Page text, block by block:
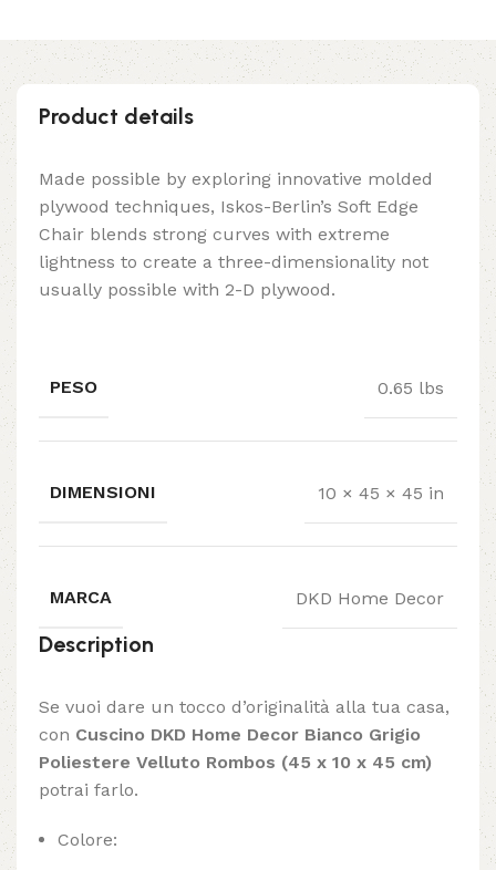
Product details
Made possible by exploring innovative molded
plywood techniques, Iskos-Berlin’s Soft Edge
Chair blends strong curves with extreme
lightness to create a three-dimensionality not
usually possible with 2-D plywood.
PESO 0.65 lbs
DIMENSIONI 10 × 45 × 45 in
MARCA DKD Home Decor
Description
Se vuoi dare un tocco d’originalità alla tua casa,
con Cuscino DKD Home Decor Bianco Grigio
Poliestere Velluto Rombos (45 x 10 x 45 cm)
potrai farlo.
Colore: